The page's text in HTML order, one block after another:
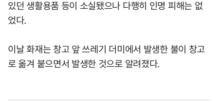
있던 생활용품 등이 소실됐으나 다행히 인명 피해는 없
었다.
이날 화재는 창고 앞 쓰레기 더미에서 발생한 불이 창고
로 옮겨 붙으면서 발생한 것으로 알려졌다.